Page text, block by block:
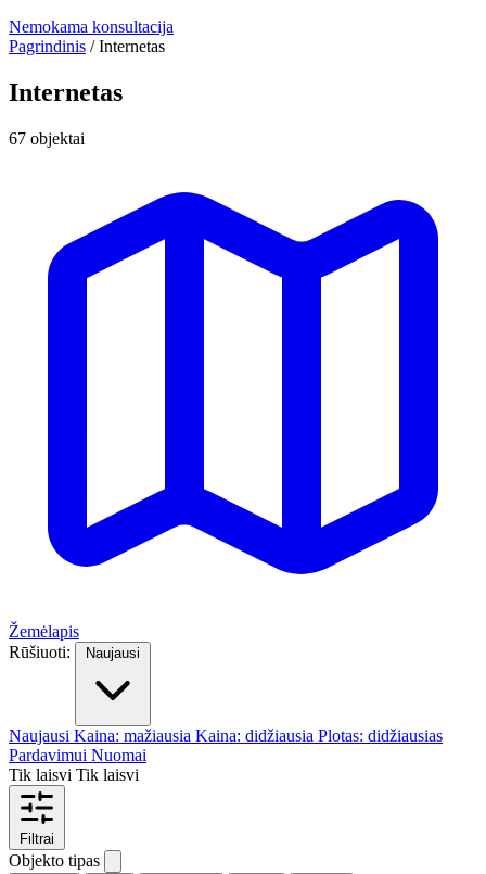
Nemokama konsultacija
Pagrindinis /Internetas
Internetas
67 objektai
Žemėlapis
Rūšiuoti:
Naujausi
Naujausi Kaina: mažiausia Kaina: didžiausia Plotas: didžiausias
Pardavimui Nuomai
Tik laisvi Tik laisvi
Filtrai
Objekto tipas